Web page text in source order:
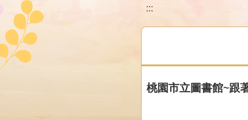
:::
桃園市立圖書館~跟